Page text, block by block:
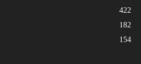
422
182
154